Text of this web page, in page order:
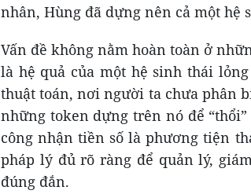
nhân, Hùng đã dựng nên cả một hệ
Vấn đề không nằm hoàn toàn ở
là hệ quả của một hệ sinh thái
thuật toán, nơi người ta chưa phân
những token dựng trên nó để
công nhận tiền số là phương tiện
pháp lý đủ rõ ràng để quản lý,
đúng đắn.